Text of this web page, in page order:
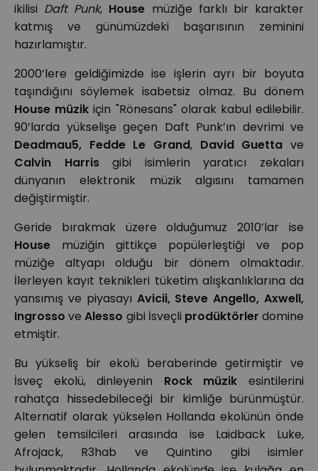
ikilisi Daft Punk, House müziğe farklı bir karakter
katmış ve günümüzdeki başarısının zeminini
hazırlamıştır.
2000’lere geldiğimizde ise işlerin ayrı bir boyuta
taşındığını söylemek isabetsiz olmaz. Bu dönem
House müzik için "Rönesans" olarak kabul edilebilir.
90’larda yükselişe geçen Daft Punk’ın devrimi ve
Deadmau5, Fedde Le Grand, David Guetta ve
Calvin Harrisgibi isimlerin yaratıcı zekaları
dünyanın elektronik müzik algısını tamamen
değiştirmiştir.
Geride bırakmak üzere olduğumuz 2010’lar ise
House müziğin gittikçe popülerleştiği ve pop
müziğe altyapı olduğu bir dönem olmaktadır.
İlerleyen kayıt teknikleri tüketim alışkanlıklarına da
yansımış ve piyasayı Avicii, Steve Angello, Axwell,
Ingrosso veAlesso gibi İsveçli prodüktörler domine
etmiştir.
Bu yükseliş bir ekolü beraberinde getirmiştir ve
İsveç ekolü, dinleyenin Rock müzik esintilerini
rahatça hissedebileceği bir kimliğe bürünmüştür.
Alternatif olarak yükselen Hollanda ekolünün önde
gelen temsilcileri arasında ise Laidback Luke,
Afrojack, R3hab ve Quintino gibi isimler